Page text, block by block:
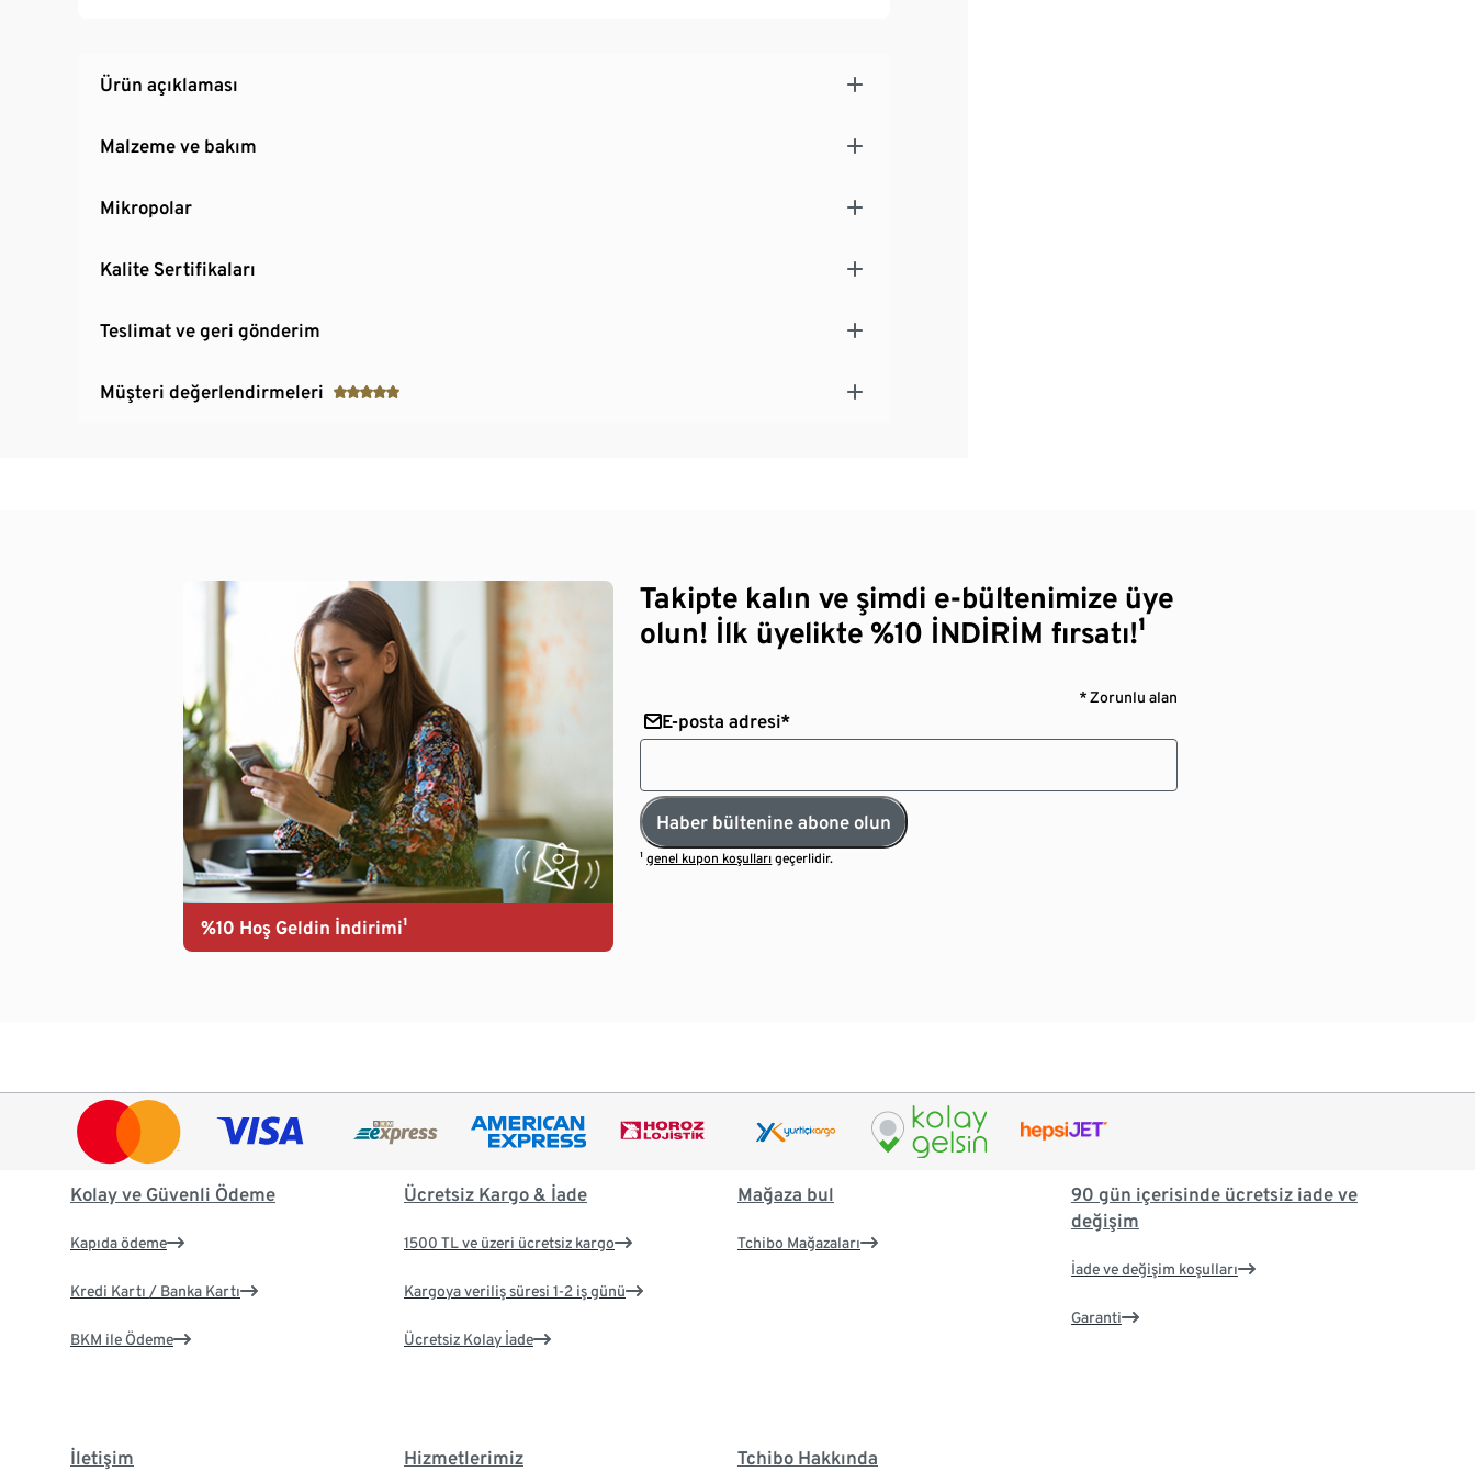
Ürün açıklaması
Malzeme ve bakım
Mikropolar
Kalite Sertifikaları
Teslimat ve geri gönderim
Müşteri değerlendirmeleri
%10 Hoş Geldin İndirimi¹
Takipte kalın ve şimdi e-bültenimize üye
olun! İlk üyelikte %10 İNDİRİM fırsatı!¹
* Zorunlu alan
E-posta adresi*
Haber bültenine abone olun
¹genel kupon koşulları geçerlidir.
Kolay ve Güvenli Ödeme
Kapıda ödeme
Kredi Kartı / Banka Kartı
BKM ile Ödeme
Ücretsiz Kargo & İade
1500 TL ve üzeri ücretsiz kargo
Kargoya veriliş süresi 1-2 iş günü
Ücretsiz Kolay İade
Mağaza bul
Tchibo Mağazaları
90 gün içerisinde ücretsiz iade ve
değişim
İade ve değişim koşulları
Garanti
İletişim Hizmetlerimiz Tchibo Hakkında